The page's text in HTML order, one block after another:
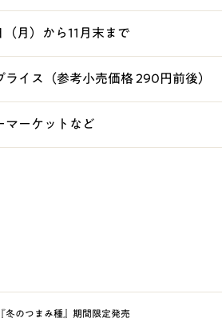
月）から11月末まで
ライス（参考小売価格 290円前後）
マーケットなど
冬のつまみ種』期間限定発売